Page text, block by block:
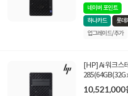
네이버 포인트
하나카드
롯데
업그레이드/추가
[HP] Ai 워크스
5080/1200W/
10,521,000